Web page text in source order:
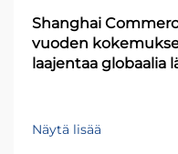
Shanghai
vuoden
laajentaa globaalia
Näytä lisää